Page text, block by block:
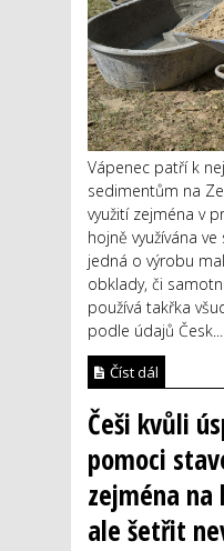
Vápenec patří k
sedimentům na
využití zejména v
hojně využívána
jedná o výrobu
obklady, či
používá takřka
podle údajů Česk...
Číst dál
Češi kvůli
pomoci
zejména na
ale šetřit